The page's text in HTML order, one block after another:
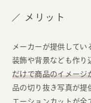
メリット
メーカーが提供してい
装飾や背景なども作り
だけで商品のイメージ
品の切り抜き写真が提
エーションカットが全